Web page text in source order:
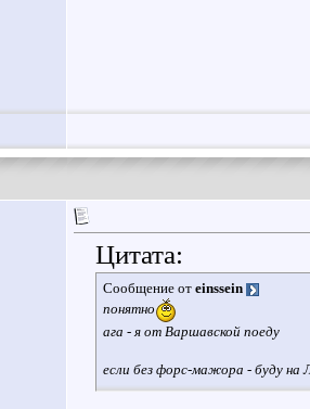
Цитата:
Сообщение от einssein
понятно
ага - я от Варшавской поеду
если без форс-мажора - буду на